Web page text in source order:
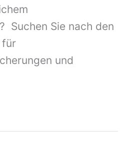
Suchen Sie nach den
für
und